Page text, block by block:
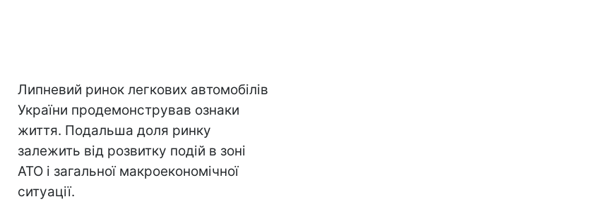
Липневий ринок легкових автомобілів
України продемонстрував ознаки
життя. Подальша доля ринку
залежить від розвитку подій в зоні
АТО і загальної макроекономічної
ситуації.